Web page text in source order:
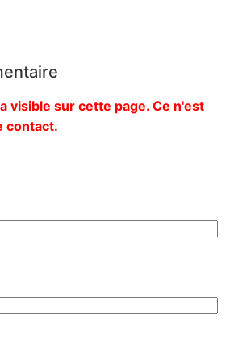
visible sur cette page. Ce n'est
contact.